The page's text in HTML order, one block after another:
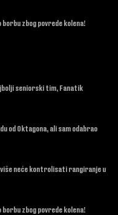
zbog povrede kolena!
seniorski tim, Fanatik
od Oktagona, ali sam odabrao
više neće kontrolisati rangiranje u
zbog povrede kolena!